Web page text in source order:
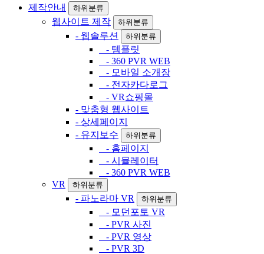
제작안내
하위분류
웹사이트 제작 하위분류
- 웹솔루션 하위분류
- 템플릿
- 360 PVR WEB
- 모바일 소개장
- 전자카다로그
- VR쇼핑몰
- 맞춤형 웹사이트
- 상세페이지
- 유지보수
하위분류
- 홈페이지
- 시뮬레이터
- 360 PVR WEB
VR
하위분류
- 파노라마 VR 하위분류
- 모던포토 VR
- PVR 사진
- PVR 영상
- PVR 3D